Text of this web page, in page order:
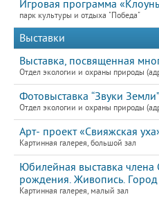
Игровая программа
парк культуры и отдыха "Победа"
Выставки
Выставка, посвященная
Отдел экологии и охраны природы
Фотовыставка “Звуки
Отдел экологии и охраны природы
Арт- проект «Свияжская
Картинная галерея, большой зал
Юбилейная выставка
рождения. Живопись.
Картинная галерея, малый зал